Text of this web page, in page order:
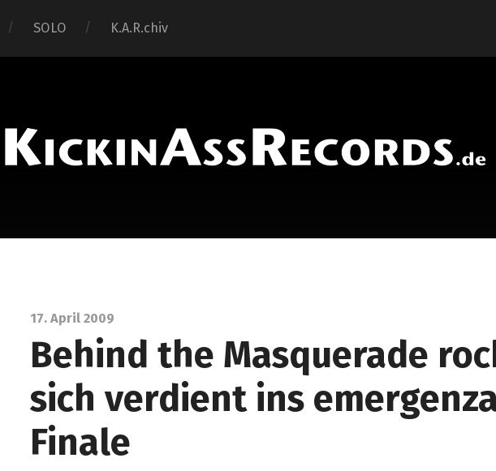
SOLO K.A.R.chiv
17. April 2009
Behind the Masquerade
sich verdient ins
Finale